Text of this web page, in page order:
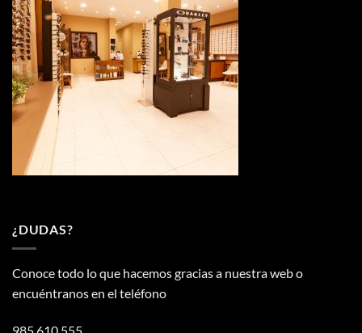
¿DUDAS?
Conoce todo lo que hacemos gracias a nuestra web o
encuéntranos en el teléfono